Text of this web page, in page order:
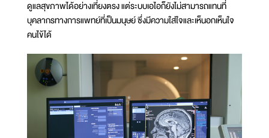
ดูแลสุขภาพได้อย่างเที่ยงตรง แต่ระบบเอไอก็ยังไม่สามารถแทนที่
บุคลากรทางการแพทย์ที่เป็นมนุษย์ ซึ่งมีความใส่ใจและเห็นอกเห็นใจ
คนไข้ได้